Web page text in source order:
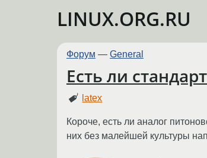
LINUX.ORG.RU
Форум — General
Есть ли
latex
Короче, есть ли аналог
них без малейшей культуры